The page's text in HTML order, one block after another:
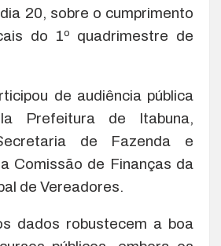
20, sobre o cumprimento
do 1º quadrimestre de
de audiência pública
Prefeitura de Itabuna,
de Fazenda e
Comissão de Finanças da
de Vereadores.
dados robustecem a boa